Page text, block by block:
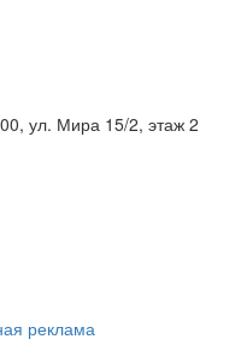
ул. Мира 15/2, этаж 2
реклама